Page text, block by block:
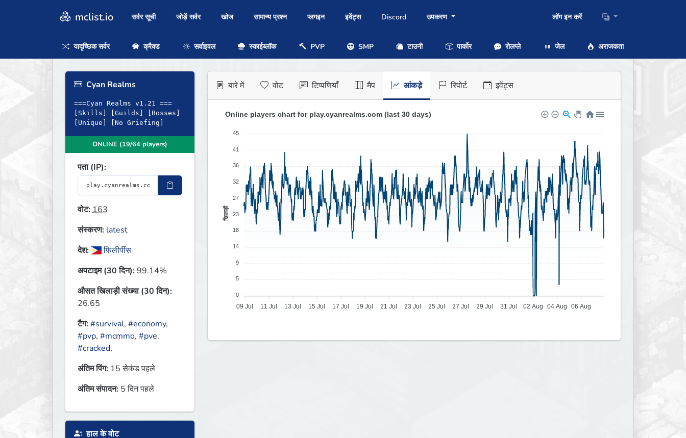
mclist.io सर्वर सूची जोड़ें सर्वर खोज सामान्य प्रश्न प्लगइन इवेंट्स Discord उपकरण लॉग इन करें
यादृच्छिक सर्वर क्रैक्ड सर्वाइवल स्काईब्लॉक PVP SMP टाउनी पार्कोर रोलप्ले जेल अराजकता
Cyan Realms
===Cyan Realms v1.21 ===
[Skills] [Guilds] [Bosses]
[Unique] [No Griefing]
ONLINE (19/64 players)
पता (IP):
वोट:163
संस्करण: latest
देश:
फिलीपींस
अपटाइम (30 दिन):99.14%
औसत खिलाड़ी संख्या (30 दिन):
26.65
टैग:#survival, #economy,
#pvp, #mcmmo, #pve,
#cracked,
अंतिम पिंग: 15 सेकंड पहले
अंतिम संपादन: 5 दिन पहले
हाल के वोट
बारे में वोट टिप्पणियाँ मैप आंकड़े रिपोर्ट इवेंट्स
Online players chart for play.cyanrealms.com (last 30 days)
45
41
36
32
27
23
18
14
9
5
0
खिलाड़ी
09 Jul 11 Jul 13 Jul 15 Jul 17 Jul 19 Jul 21 Jul 23 Jul 25 Jul 27 Jul 29 Jul 31 Jul 02 Aug 04 Aug 06 Aug